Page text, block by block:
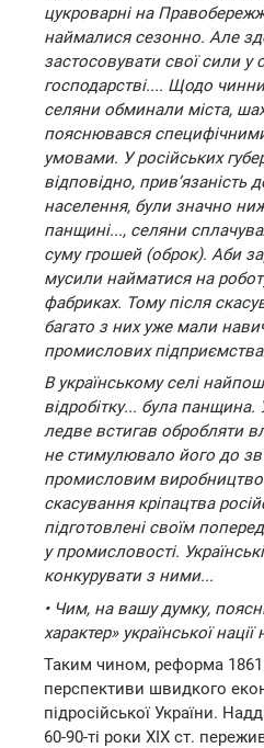
цукроварні на
наймалися сезонно. Але
застосовувати свої сили у
господарстві.... Щодо
селяни обминали міста,
пояснювався
умовами. У російських
відповідно, прив’язаність
населення, були значно
панщині..., селяни
суму грошей (оброк). Аби
мусили найматися на
фабриках. Тому після
багато з них уже мали
промислових
В українському селі
відробітку... була
ледве встигав обробляти
не стимулювало його до
промисловим
скасування кріпацтва
підготовлені своїм
у промисловості.
конкурувати з ними...
• Чим, на вашу думку,
характер» української
Таким чином, реформа 1861
перспективи швидкого
підросійської України.
60-90-ті роки XIX ст.